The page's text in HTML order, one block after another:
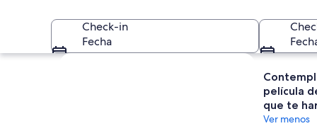
Check-in
Fecha
Ver mapa
película
que te
Ver menos